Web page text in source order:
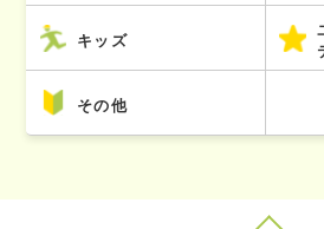
キッズ
その他